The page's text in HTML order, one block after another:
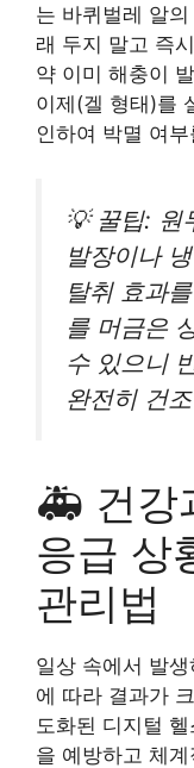
는 바퀴벌레 알
래 두지 말고 즉
약 이미 해충이
이제(겔 형태)를
인하여 박멸 여
💡 꿀팁: 원
발장이나
탈취 효과
를 머금은
수 있으니
완전히 건
🚑 건강
응급 상
관리법
일상 속에서 발
에 따라 결과가
도화된 디지털
을 예방하고 체